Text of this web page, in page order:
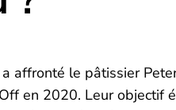
affronté le pâtissier
en 2020. Leur objectif